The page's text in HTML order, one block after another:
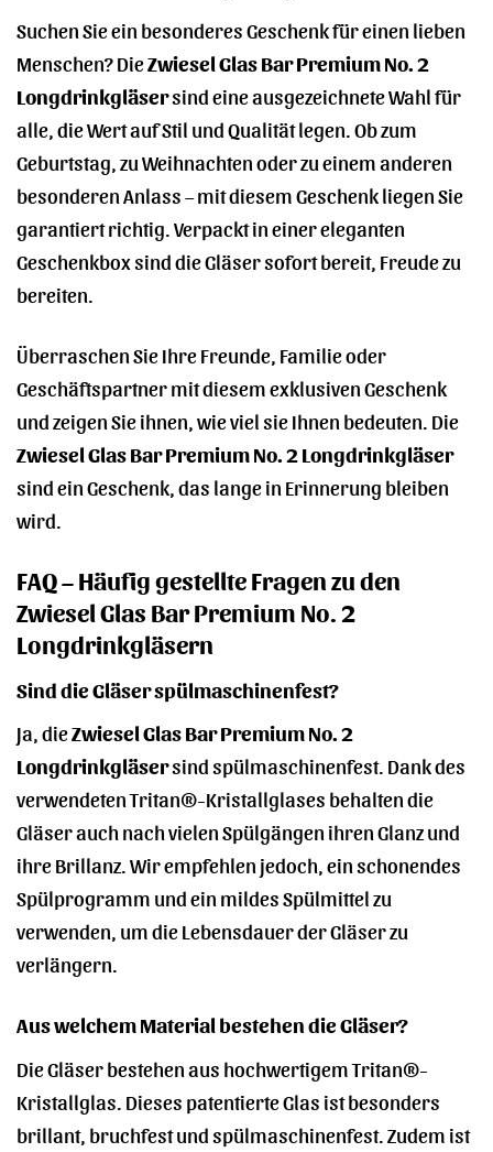
Suchen Sie ein besonderes Geschenk für einen lieben
Menschen? DieZwiesel Glas Bar Premium No. 2
Longdrinkgläsersind eine ausgezeichnete Wahl für
alle, die Wert auf Stil und Qualität legen. Ob zum
Geburtstag, zu Weihnachten oder zu einem anderen
besonderen Anlass – mit diesem Geschenk liegen Sie
garantiert richtig. Verpackt in einer eleganten
Geschenkbox sind die Gläser sofort bereit, Freude zu
bereiten.
Überraschen Sie Ihre Freunde, Familie oder
Geschäftspartner mit diesem exklusiven Geschenk
und zeigen Sie ihnen, wie viel sie Ihnen bedeuten. Die
Zwiesel Glas Bar Premium No. 2 Longdrinkgläser
sind ein Geschenk, das lange in Erinnerung bleiben
wird.
FAQ – Häufig gestellte Fragen zu den
Zwiesel Glas Bar Premium No. 2
Longdrinkgläsern
Sind die Gläser spülmaschinenfest?
Ja, dieZwiesel Glas Bar Premium No. 2
Longdrinkgläsersind spülmaschinenfest. Dank des
verwendeten Tritan®-Kristallglases behalten die
Gläser auch nach vielen Spülgängen ihren Glanz und
ihre Brillanz. Wir empfehlen jedoch, ein schonendes
Spülprogramm und ein mildes Spülmittel zu
verwenden, um die Lebensdauer der Gläser zu
verlängern.
Aus welchem Material bestehen die Gläser?
Die Gläser bestehen aus hochwertigem Tritan®-
Kristallglas. Dieses patentierte Glas ist besonders
brillant, bruchfest und spülmaschinenfest. Zudem ist